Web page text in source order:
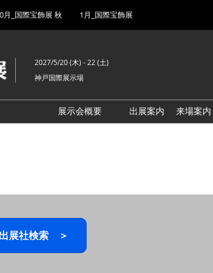
月_国際宝飾展 秋 1月_国際宝飾展
2027/5/20 (木) - 22 (土)
神戸国際展示場
展示会概要
出展案内
来場案内
出展社検索 ＞